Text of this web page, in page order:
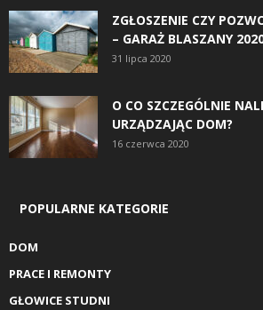
ZGŁOSZENIE CZY
– GARAŻ BLASZANY
31 lipca 2020
O CO SZCZEGÓLNIE
URZĄDZAJĄC DOM?
16 czerwca 2020
POPULARNE KATEGORIE
DOM
PRACE I REMONTY
GŁOWICE STUDNI